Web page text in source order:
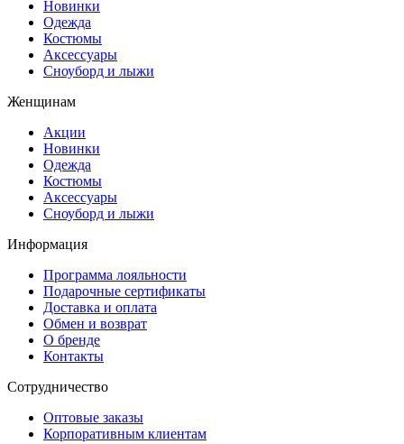
Новинки
Одежда
Костюмы
Аксессуары
Сноуборд и лыжи
Женщинам
Акции
Новинки
Одежда
Костюмы
Аксессуары
Сноуборд и лыжи
Информация
Программа лояльности
Подарочные сертификаты
Доставка и оплата
Обмен и возврат
О бренде
Контакты
Сотрудничество
Оптовые заказы
Корпоративным клиентам